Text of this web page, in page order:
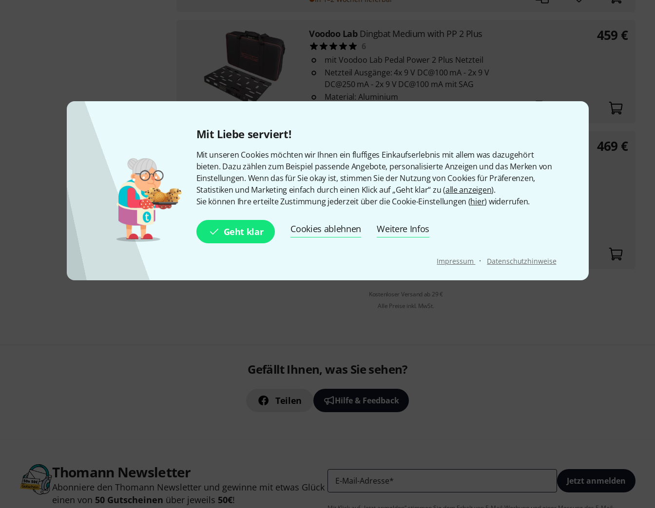
Mit Liebe serviert!
Mit unseren Cookies möchten wir Ihnen ein fluffiges Einkaufserlebnis mit allem was dazugehört
bieten. Dazu zählen zum Beispiel passende Angebote, personalisierte Anzeigen und das Merken von
Einstellungen. Wenn das für Sie okay ist, stimmen Sie der Nutzung von Cookies für Präferenzen,
Statistiken und Marketing einfach durch einen Klick auf „Geht klar“ zu (alle anzeigen).
Sie können Ihre erteilte Zustimmung jederzeit über die Cookie-Einstellungen (hier) widerrufen.
Geht klar Cookies ablehnen Weitere Infos
Impressum · Datenschutzhinweise
Voodoo Lab Dingbat Medium with PP 2 Plus
6
mit Voodoo Lab Pedal Power 2 Plus Netzteil
Netzteil Ausgänge: 4x 9 V DC@100 mA - 2x 9 V
DC@250 mA - 2x 9 V DC@100 mA mit SAG
Material: Aluminium
459 €
4
leichtes Hochstrom-Netzteil für internationale
Spannungen
X-LINK-Erweiterungsanschlüsse verbinden Pedal
Power X4- und X8-Einheiten, um bis zu 16 isolierte
100 - 240 V AC-Betrieb für den internationalen
469 €
Kostenloser Versand ab 29 €
Alle Preise inkl. MwSt.
Gefällt Ihnen, was Sie sehen?
Teilen Hilfe & Feedback
Thomann Newsletter
Abonniere den Thomann Newsletter und gewinne mit etwas Glück
einen von 50 Gutscheinen über jeweils 50€!
E-Mail-Adresse* Jetzt anmelden